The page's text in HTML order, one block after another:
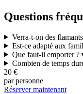
Questions
Verra-t-on des
Est-ce adapté aux
Que faut-il emporter ?
Combien de temps
20 €
par personne
Réserver maintenant